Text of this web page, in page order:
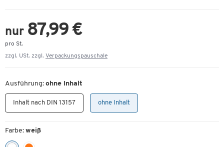
nur 87,99 €
pro St.
zzgl. USt. zzgl. Verpackungspauschale
Ausführung: ohne Inhalt
Inhalt nach DIN 13157 ohne Inhalt
Farbe: weiß